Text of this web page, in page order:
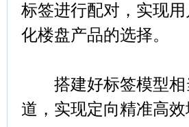
标签进行配对，实现
化楼盘产品的选择。
搭建好标签模型相
道，实现定向精准高